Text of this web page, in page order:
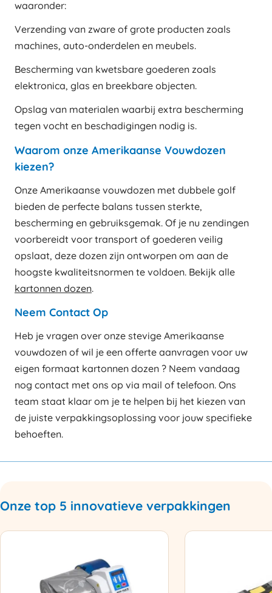
waaronder:
Verzending van zware of grote producten zoals
machines, auto-onderdelen en meubels.
Bescherming van kwetsbare goederen zoals
elektronica, glas en breekbare objecten.
Opslag van materialen waarbij extra bescherming
tegen vocht en beschadigingen nodig is.
Waarom onze Amerikaanse Vouwdozen
kiezen?
Onze Amerikaanse vouwdozen met dubbele golf
bieden de perfecte balans tussen sterkte,
bescherming en gebruiksgemak. Of je nu zendingen
voorbereidt voor transport of goederen veilig
opslaat, deze dozen zijn ontworpen om aan de
hoogste kwaliteitsnormen te voldoen. Bekijk alle
kartonnen dozen.
Neem Contact Op
Heb je vragen over onze stevige Amerikaanse
vouwdozen of wil je een offerte aanvragen voor uw
eigen formaat kartonnen dozen ? Neem vandaag
nog contact met ons op via mail of telefoon. Ons
team staat klaar om je te helpen bij het kiezen van
de juiste verpakkingsoplossing voor jouw specifieke
behoeften.
Onze top 5 innovatieve verpakkingen